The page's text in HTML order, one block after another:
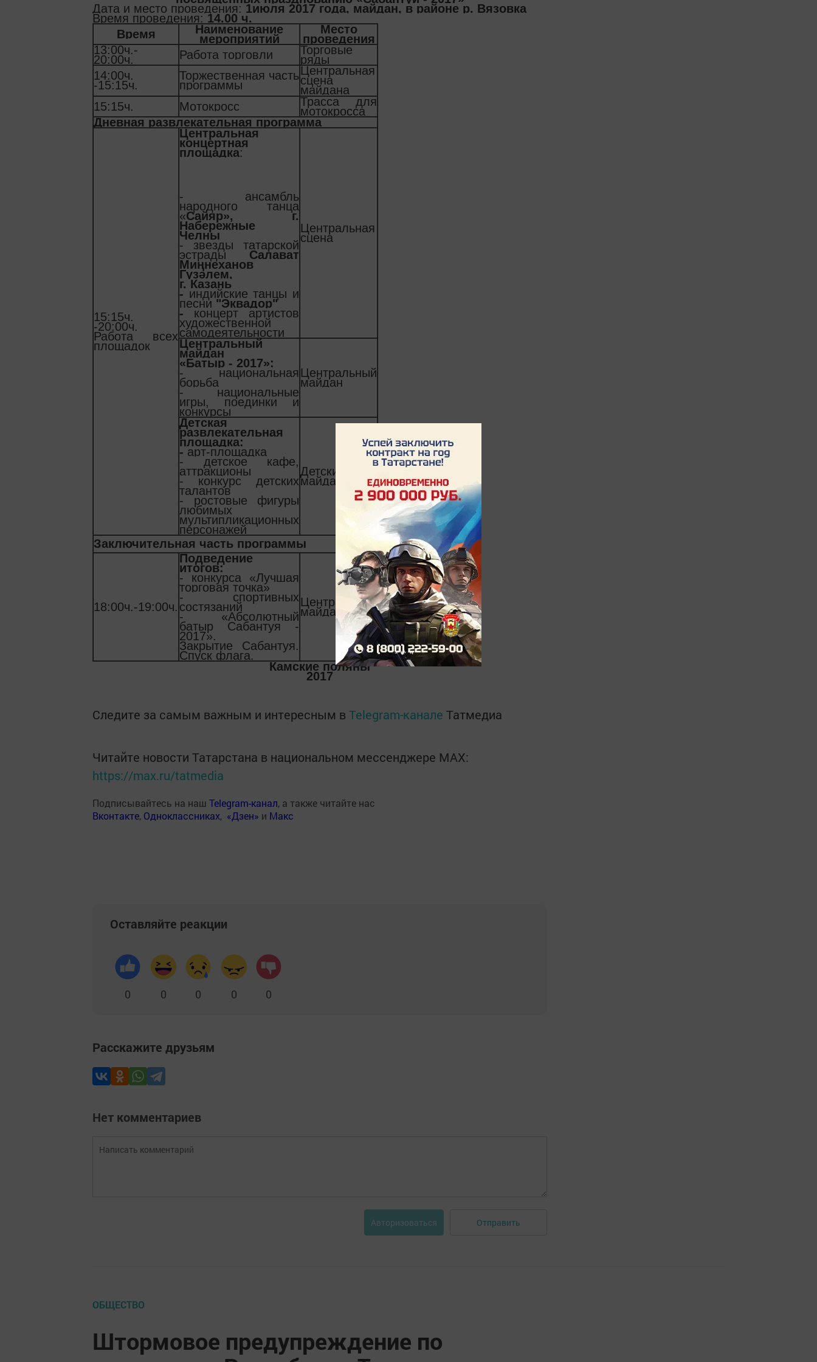
Дата и место проведения: 1июля 2017 года, майдан, в районе р. Вязовка
Время проведения: 14.00 ч.
Время
Наименование
мероприятий
Место
проведения
13:00ч.-
20:00ч. Работа торговли Торговые
ряды
14:00ч.
-15:15ч.
Торжественная часть
программы
Центральная
сцена
майдана
15:15ч.
Мотокросс Трасса для
мотокросса
Дневная развлекательная программа
15:15ч.
-20:00ч.
Работа всех
площадок
Центральная
концертная
площадка:
- ансамбль
народного танца
«Сайяр»,г.
Набережные
Челны
- звезды татарской
эстрады Салават
Миңнеханов
Гүзәлем,
г. Казань
- индийские танцы и
песни "Эквадор"
- концерт артистов
художественной
самодеятельности
Центральная
сцена
Центральный
майдан
«Батыр - 2017»:
- национальная
борьба
- национальные
игры, поединки и
конкурсы
Центральный
майдан
Детская
развлекательная
площадка:
- арт-площадка
- детское кафе,
аттракционы
- конкурс детских
талантов
- ростовые фигуры
любимых
мультипликационных
персонажей
Детский
майдан
Заключительная часть программы
18:00ч.-19:00ч.
Подведение
итогов:
- конкурса «Лучшая
торговая точка»
- спортивных
состязаний
- «Абсолютный
батыр Сабантуя -
2017».
Закрытие Сабантуя.
Спуск флага.
Центральный
майдан
Камские поляны
2017
Следите за самым важным и интересным в Telegram-канале Татмедиа
Читайте новости Татарстана в национальном мессенджере MАХ:
https://max.ru/tatmedia
Подписывайтесь на наш Telegram-канал, а также читайте нас
Вконтакте, Одноклассниках, «Дзен» и Макс
Оставляйте реакции
0 0 0 0 0
Расскажите друзьям
Нет комментариев
Авторизоваться Отправить
ОБЩЕСТВО
Штормовое предупреждение по